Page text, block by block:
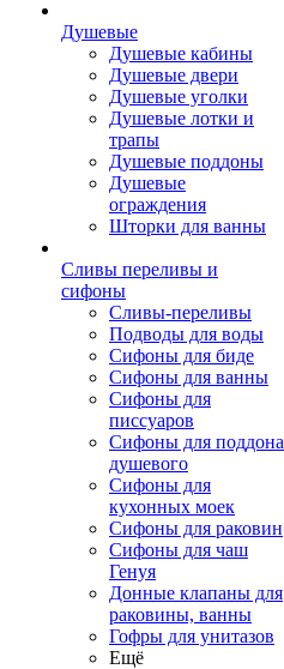
Душевые
Душевые кабины
Душевые двери
Душевые уголки
Душевые лотки и
трапы
Душевые поддоны
Душевые
ограждения
Шторки для ванны
Сливы переливы и
сифоны
Сливы-переливы
Подводы для воды
Сифоны для биде
Сифоны для ванны
Сифоны для
писсуаров
Сифоны для поддона
душевого
Сифоны для
кухонных моек
Сифоны для раковин
Сифоны для чаш
Генуя
Донные клапаны для
раковины, ванны
Гофры для унитазов
Ещё